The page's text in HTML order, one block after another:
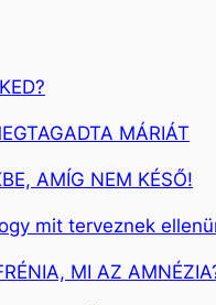
MÁRIÁT
AMÍG NEM KÉSŐ!
mit terveznek
MI AZ